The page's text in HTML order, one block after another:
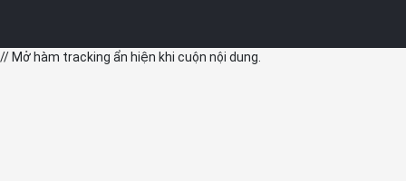
// Mở hàm tracking ẩn hiện khi cuộn nội dung.